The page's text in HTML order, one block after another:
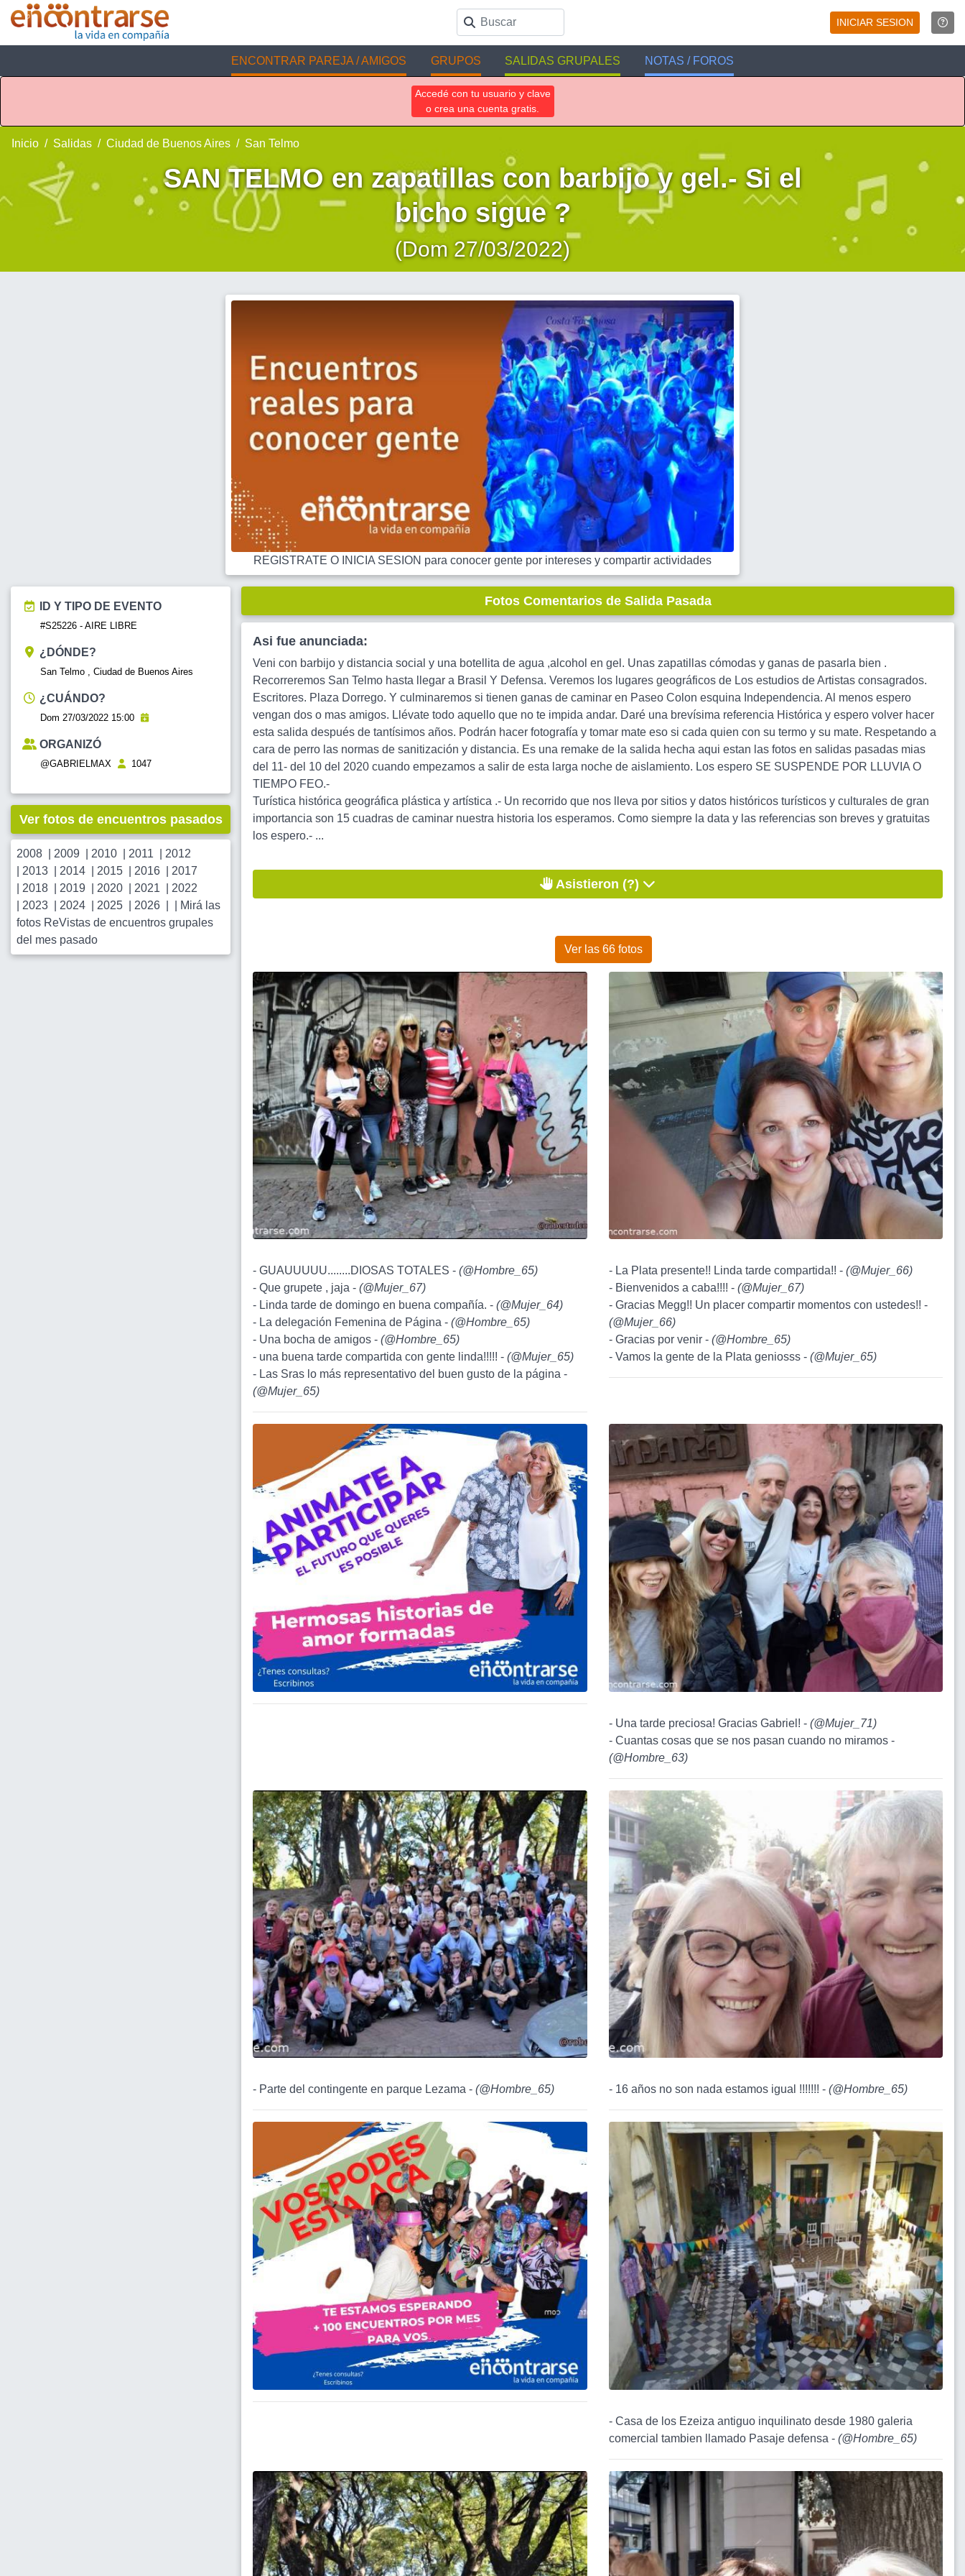
INICIAR SESION
ENCONTRAR PAREJA / AMIGOS GRUPOS SALIDAS GRUPALES NOTAS / FOROS
Accedé con tu usuario y clave
o crea una cuenta gratis.
Inicio Salidas Ciudad de Buenos Aires San Telmo
SAN TELMO en zapatillas con barbijo y gel.- Si el
bicho sigue ?
(Dom 27/03/2022)
REGISTRATE O INICIA SESION para conocer gente por intereses y compartir actividades
ID Y TIPO DE EVENTO
#S25226 - AIRE LIBRE
¿DÓNDE?
San Telmo , Ciudad de Buenos Aires
¿CUÁNDO?
Dom 27/03/2022 15:00
ORGANIZÓ
@GABRIELMAX 1047
Ver fotos de encuentros pasados
2008 2009 2010 2011
2012
2013 2014 2015 2016
2017
2018 2019 2020 2021
2022
2023 2024 2025 2026
Mirá las
fotos ReVistas de encuentros grupales
del mes pasado
Fotos Comentarios de Salida Pasada
Asi fue anunciada:
Veni con barbijo y distancia social y una botellita de agua ,alcohol en gel. Unas zapatillas cómodas y ganas de pasarla bien .
Recorreremos San Telmo hasta llegar a Brasil Y Defensa. Veremos los lugares geográficos de Los estudios de Artistas consagrados.
Escritores. Plaza Dorrego. Y culminaremos si tienen ganas de caminar en Paseo Colon esquina Independencia. Al menos espero
vengan dos o mas amigos. Llévate todo aquello que no te impida andar. Daré una brevísima referencia Histórica y espero volver hacer
esta salida después de tantísimos años. Podrán hacer fotografía y tomar mate eso si cada quien con su termo y su mate. Respetando a
cara de perro las normas de sanitización y distancia. Es una remake de la salida hecha aqui estan las fotos en salidas pasadas mias
del 11- del 10 del 2020 cuando empezamos a salir de esta larga noche de aislamiento. Los espero SE SUSPENDE POR LLUVIA O
TIEMPO FEO.-
Turística histórica geográfica plástica y artística .- Un recorrido que nos lleva por sitios y datos históricos turísticos y culturales de gran
importancia son 15 cuadras de caminar nuestra historia los esperamos. Como siempre la data y las referencias son breves y gratuitas
los espero.- ...
Asistieron (?)
Ver las 66 fotos
- GUAUUUUU........DIOSAS TOTALES - (@Hombre_65)
- Que grupete , jaja - (@Mujer_67)
- Linda tarde de domingo en buena compañía. - (@Mujer_64)
- La delegación Femenina de Página - (@Hombre_65)
- Una bocha de amigos - (@Hombre_65)
- una buena tarde compartida con gente linda!!!!! - (@Mujer_65)
- Las Sras lo más representativo del buen gusto de la página -
(@Mujer_65)
- La Plata presente!! Linda tarde compartida!! - (@Mujer_66)
- Bienvenidos a caba!!!! - (@Mujer_67)
- Gracias Megg!! Un placer compartir momentos con ustedes!! -
(@Mujer_66)
- Gracias por venir - (@Hombre_65)
- Vamos la gente de la Plata geniosss - (@Mujer_65)
- Una tarde preciosa! Gracias Gabriel! - (@Mujer_71)
- Cuantas cosas que se nos pasan cuando no miramos -
(@Hombre_63)
- Parte del contingente en parque Lezama - (@Hombre_65) - 16 años no son nada estamos igual !!!!!!! - (@Hombre_65)
- Casa de los Ezeiza antiguo inquilinato desde 1980 galeria
comercial tambien llamado Pasaje defensa - (@Hombre_65)